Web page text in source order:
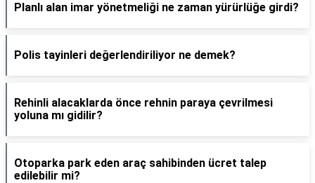
Planlı alan imar yönetmeliği ne zaman yürürlüğe girdi?
Polis tayinleri değerlendiriliyor ne demek?
Rehinli alacaklarda önce rehnin paraya çevrilmesi
yoluna mı gidilir?
Otoparka park eden araç sahibinden ücret talep
edilebilir mi?